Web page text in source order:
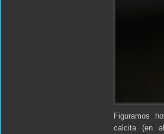
Figuramos
calcita (en